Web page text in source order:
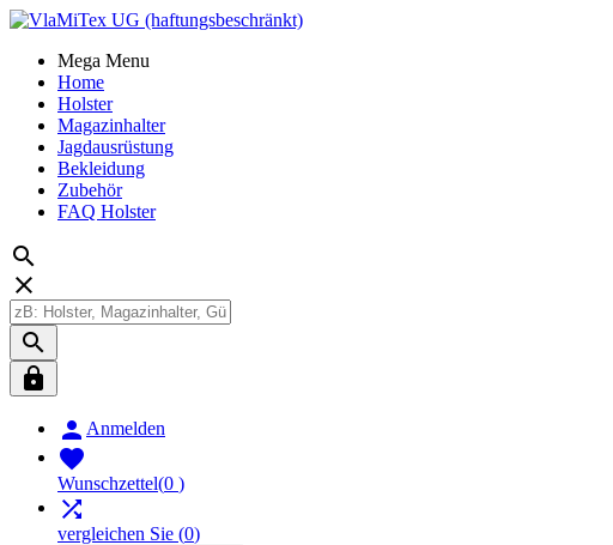
Mega Menu
Home
Holster
Magazinhalter
Jagdausrüstung
Bekleidung
Zubehör
FAQ Holster




 Anmelden

Wunschzettel(0 )

vergleichen Sie (0)